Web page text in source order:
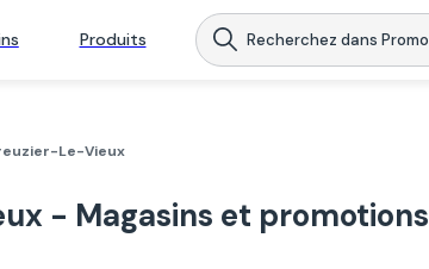
Produits
Le-Vieux
- Magasins et promotions